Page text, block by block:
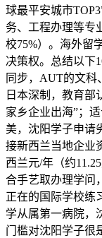
球最平安城市
务、工程办理等专
校75%）。海外留
决策权。总结以下
同步，AUT的文科
日本深制，教育部
家乡企业出海”；
美，沈阳学子申请
接新西兰当地企业
西兰元/年（约
合手艺取办理学问
正在的国际学校练
学从属第一病院，
门槛对沈阳学子很